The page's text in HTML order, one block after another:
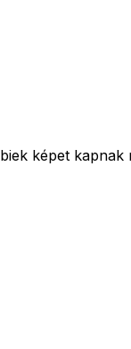
képet kapnak